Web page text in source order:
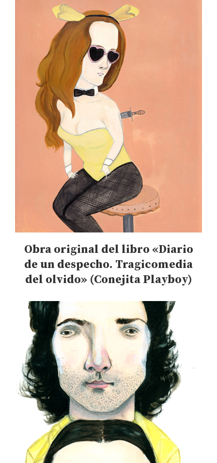
Obra original del libro «Diario
de un despecho. Tragicomedia
del olvido» (Conejita Playboy)